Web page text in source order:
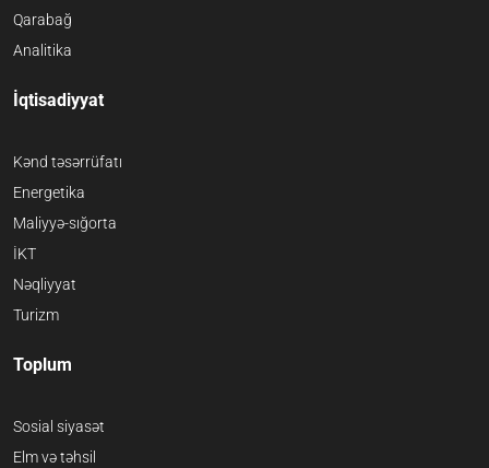
Qarabağ
Analitika
İqtisadiyyat
Kənd təsərrüfatı
Energetika
Maliyyə-sığorta
İKT
Nəqliyyat
Turizm
Toplum
Sosial siyasət
Elm və təhsil